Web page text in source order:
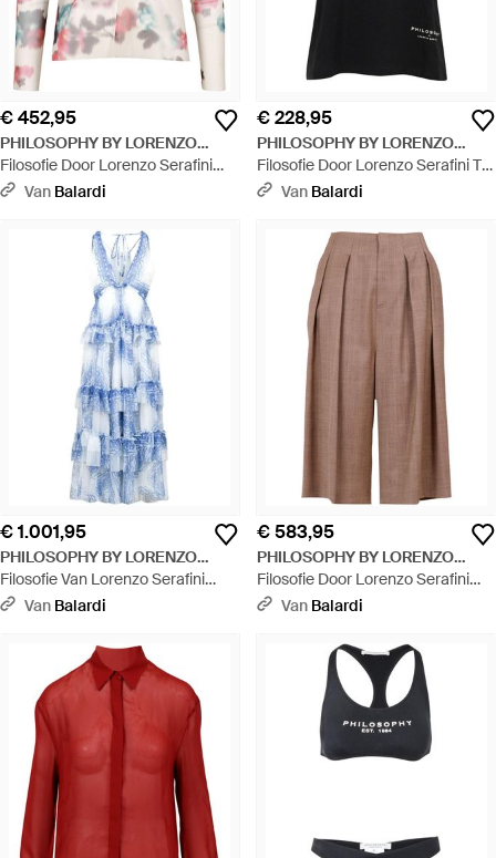
€ 452,95
PHILOSOPHY BY LORENZO
SERAFINI
Filosofie Door Lorenzo Serafini
Shirts Beige - Roze
Van Balardi
€ 228,95
PHILOSOPHY BY LORENZO
SERAFINI
Filosofie Door Lorenzo Serafini T
Shirts En Polos Zwart - Zwart
Van Balardi
€ 1.001,95
PHILOSOPHY BY LORENZO
SERAFINI
Filosofie Van Lorenzo Serafini
Jurken Helderblauw
Van Balardi
€ 583,95
PHILOSOPHY BY LORENZO
SERAFINI
Filosofie Door Lorenzo Serafini
Shorts Brown - Bruin
Van Balardi